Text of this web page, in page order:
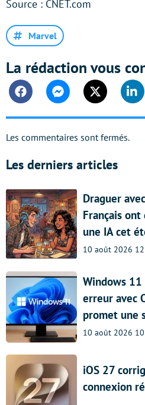
Source : CNET.com
Marvel
La rédaction vous
FacebookMessengerTwitter
Les commentaires sont fermés.
Les derniers articles
Draguer
Français ont
une IA cet
10 août 2026
Windows
erreur avec
promet une
10 août 2026
iOS 27
connexion